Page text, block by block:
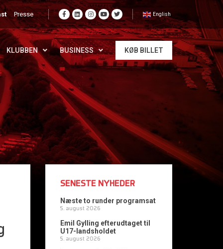
Presse English
KLUBBEN BUSINESS KØB BILLET
SENESTE NYHEDER
Næste to runder programsat
5. august 2026
Emil Gylling efterudtaget til
U17-landsholdet
5. august 2026